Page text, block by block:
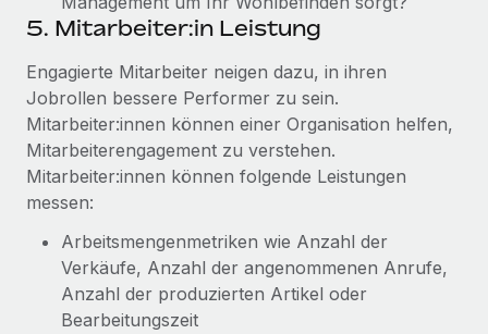
5. Mitarbeiter:in Leistung
Engagierte Mitarbeiter neigen dazu, in ihren
Jobrollen bessere Performer zu sein.
Mitarbeiter:innen können einer Organisation helfen,
Mitarbeiterengagement zu verstehen.
Mitarbeiter:innen können folgende Leistungen
messen:
Arbeitsmengenmetriken wie Anzahl der
Verkäufe, Anzahl der angenommenen Anrufe,
Anzahl der produzierten Artikel oder
Bearbeitungszeit